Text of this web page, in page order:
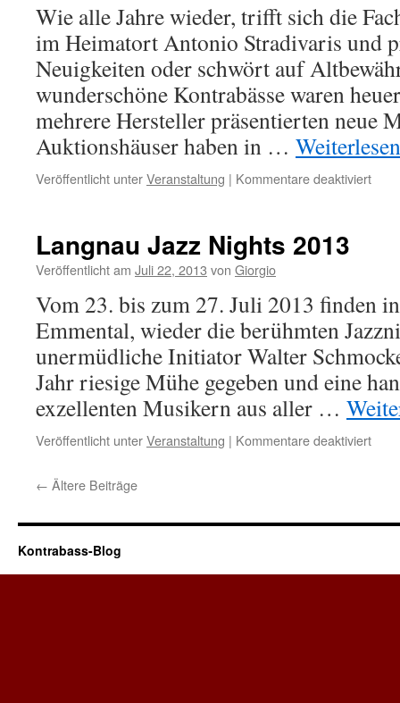
Wie alle Jahre wieder, trifft sich die
im Heimatort Antonio Stradivaris und
Neuigkeiten oder schwört auf
wunderschöne Kontrabässe waren
mehrere Hersteller präsentierten neue
Auktionshäuser haben in …
Veröffentlicht unterVeranstaltung | Kommentare deaktiviertfür
Langnau Jazz Nights 2013
Veröffentlicht am Juli 22, 2013 von Giorgio
Vom 23. bis zum 27. Juli 2013 finden
Emmental, wieder die berühmten
unermüdliche Initiator Walter
Jahr riesige Mühe gegeben und eine
exzellenten Musikern aus aller …
Veröffentlicht unterVeranstaltung | Kommentare deaktiviertfür
← Ältere Beiträge
Kontrabass-Blog